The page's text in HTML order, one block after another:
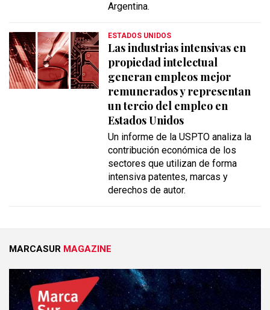
Argentina.
ESTADOS UNIDOS
Las industrias intensivas en
propiedad intelectual
generan empleos mejor
remunerados y representan
un tercio del empleo en
Estados Unidos
Un informe de la USPTO analiza la
contribución económica de los
sectores que utilizan de forma
intensiva patentes, marcas y
derechos de autor.
MARCASUR MAGAZINE